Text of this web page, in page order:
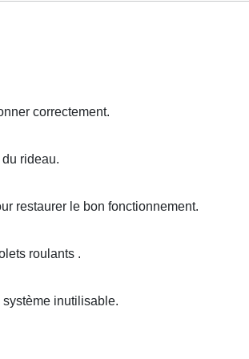
correctement.
rideau.
restaurer le bon fonctionnement.
roulants .
inutilisable.